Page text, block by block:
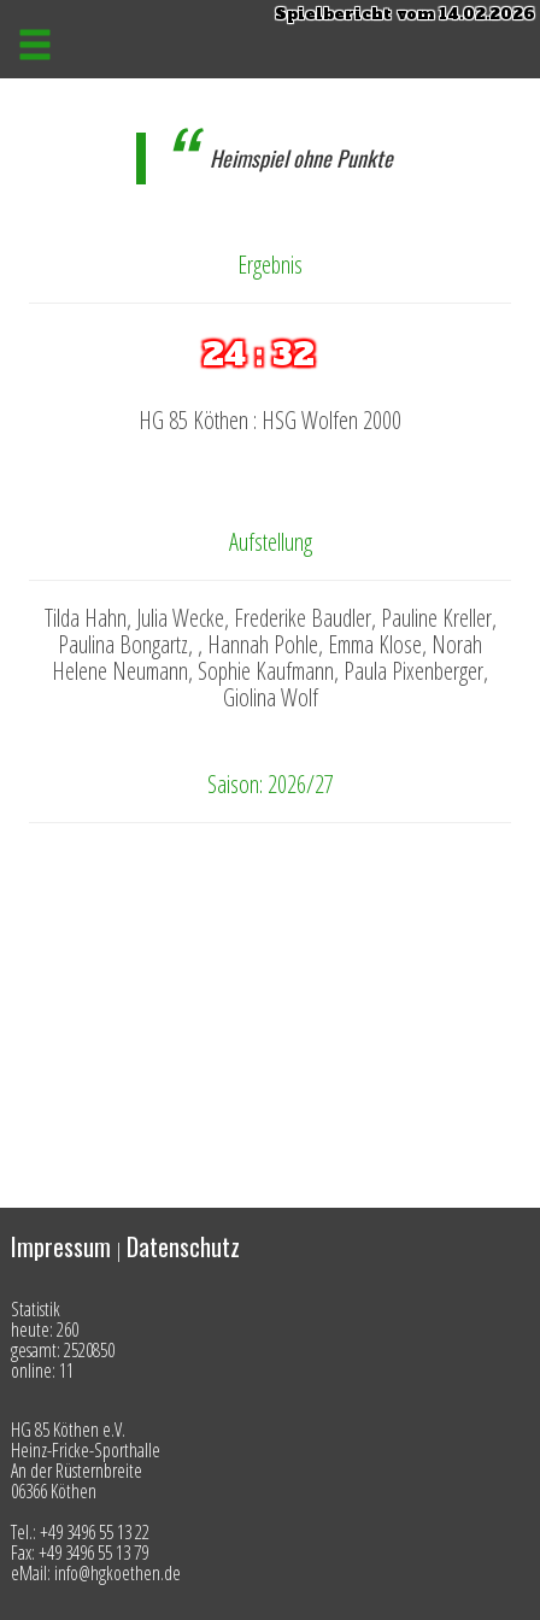
Spielbericht vom 14.02.2026
Heimspiel ohne Punkte
Ergebnis
24 : 32
HG 85 Köthen : HSG Wolfen 2000
Aufstellung
Tilda Hahn, Julia Wecke, Frederike Baudler, Pauline Kreller,
Paulina Bongartz, , Hannah Pohle, Emma Klose, Norah
Helene Neumann, Sophie Kaufmann, Paula Pixenberger,
Giolina Wolf
Saison: 2026/27
Impressum | Datenschutz
Statistik
heute: 260
gesamt: 2520850
online: 11
HG 85 Köthen e.V.
Heinz-Fricke-Sporthalle
An der Rüsternbreite
06366 Köthen
Tel.: +49 3496 55 13 22
Fax: +49 3496 55 13 79
eMail: info@hgkoethen.de